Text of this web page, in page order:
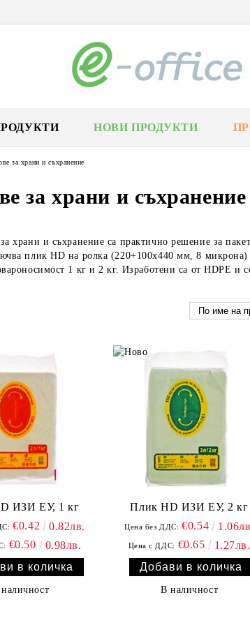
НОВИ ПРОДУКТИ
за храни и съхранение
за храни и съхранение
храни и съхранение са практично решение за
плик HD на ролка (220+100х440 мм, 8
1 кг и 2 кг. Изработени са от HDPE и
ИЗИ ЕУ, 1 кг
€0.42 0.82лв.
€0.50 0.98лв.
Плик HD ИЗИ ЕУ, 2 кг
Цена без ДДС: €0.54
Цена с ДДС: €0.65 1.27лв.
В наличност